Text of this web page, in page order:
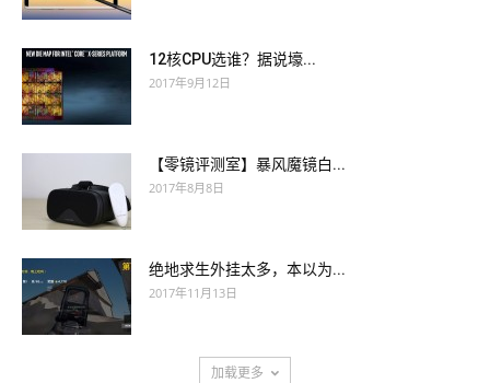
12核CPU选谁？据说壕...
2017年9月12日
【零镜评测室】暴风魔镜白...
2017年8月8日
绝地求生外挂太多，本以为...
2017年11月13日
加载更多